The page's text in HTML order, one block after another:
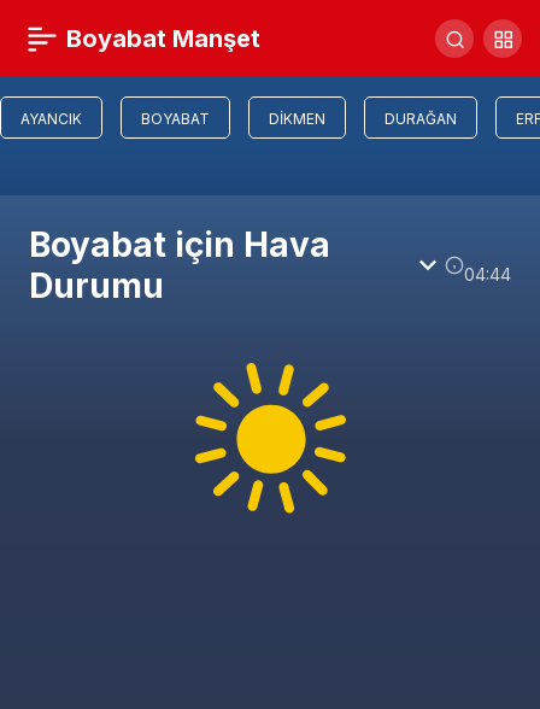
Boyabat Manşet
AYANCIK BOYABAT DIKMEN DURAĞAN
Boyabat için Hava
Durumu
04:44